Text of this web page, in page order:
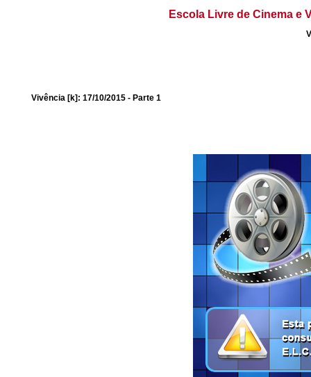
Escola Livre de Cinema e
Vivência [k]: 17/10/2015 - Parte 1